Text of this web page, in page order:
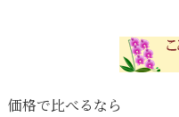
価格で比べるなら